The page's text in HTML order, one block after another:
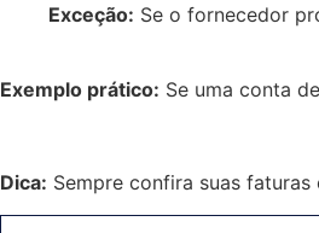
Exceção: Se o fornecedor
Exemplo prático: Se uma conta
Dica: Sempre confira suas